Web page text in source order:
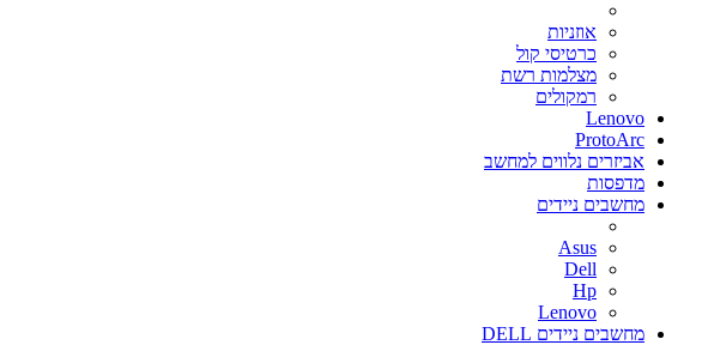
אוזניות
כרטיסי קול
מצלמות רשת
רמקולים
Lenovo
ProtoArc
אביזרים נלווים למחשב
מדפסות
מחשבים ניידים
Asus
Dell
Hp
Lenovo
מחשבים ניידים DELL